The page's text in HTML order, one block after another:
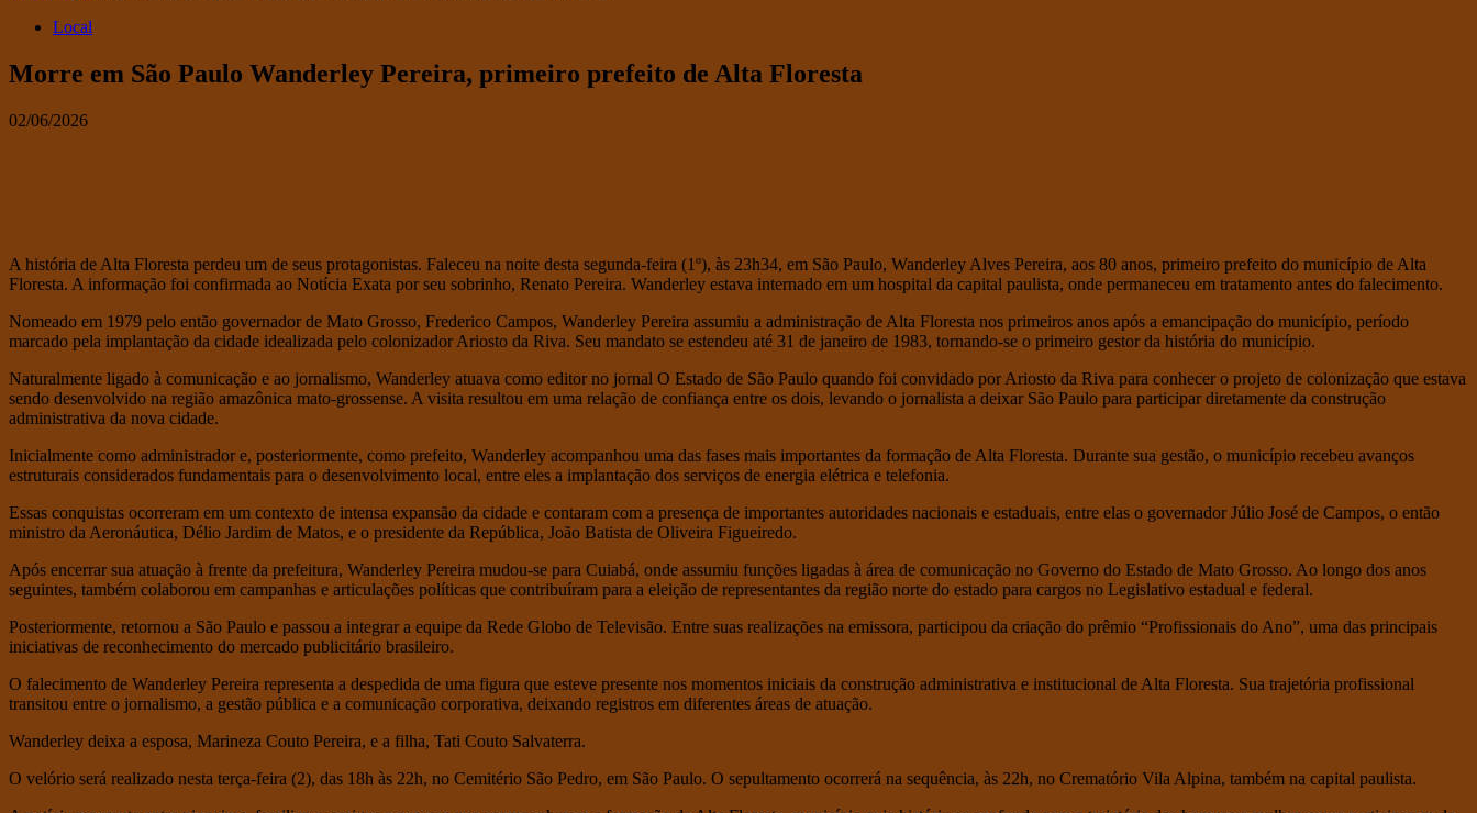
Local
Morre em São Paulo Wanderley Pereira, primeiro prefeito de Alta Floresta
02/06/2026
A história de Alta Floresta perdeu um de seus protagonistas. Faleceu na noite desta segunda-feira (1º), às 23h34, em São Paulo, Wanderley Alves Pereira, aos 80 anos, primeiro prefeito do município de Alta
Floresta. A informação foi confirmada ao Notícia Exata por seu sobrinho, Renato Pereira. Wanderley estava internado em um hospital da capital paulista, onde permaneceu em tratamento antes do falecimento.
Nomeado em 1979 pelo então governador de Mato Grosso, Frederico Campos, Wanderley Pereira assumiu a administração de Alta Floresta nos primeiros anos após a emancipação do município, período
marcado pela implantação da cidade idealizada pelo colonizador Ariosto da Riva. Seu mandato se estendeu até 31 de janeiro de 1983, tornando-se o primeiro gestor da história do município.
Naturalmente ligado à comunicação e ao jornalismo, Wanderley atuava como editor no jornal O Estado de São Paulo quando foi convidado por Ariosto da Riva para conhecer o projeto de colonização que estava
sendo desenvolvido na região amazônica mato-grossense. A visita resultou em uma relação de confiança entre os dois, levando o jornalista a deixar São Paulo para participar diretamente da construção
administrativa da nova cidade.
Inicialmente como administrador e, posteriormente, como prefeito, Wanderley acompanhou uma das fases mais importantes da formação de Alta Floresta. Durante sua gestão, o município recebeu avanços
estruturais considerados fundamentais para o desenvolvimento local, entre eles a implantação dos serviços de energia elétrica e telefonia.
Essas conquistas ocorreram em um contexto de intensa expansão da cidade e contaram com a presença de importantes autoridades nacionais e estaduais, entre elas o governador Júlio José de Campos, o então
ministro da Aeronáutica, Délio Jardim de Matos, e o presidente da República, João Batista de Oliveira Figueiredo.
Após encerrar sua atuação à frente da prefeitura, Wanderley Pereira mudou-se para Cuiabá, onde assumiu funções ligadas à área de comunicação no Governo do Estado de Mato Grosso. Ao longo dos anos
seguintes, também colaborou em campanhas e articulações políticas que contribuíram para a eleição de representantes da região norte do estado para cargos no Legislativo estadual e federal.
Posteriormente, retornou a São Paulo e passou a integrar a equipe da Rede Globo de Televisão. Entre suas realizações na emissora, participou da criação do prêmio “Profissionais do Ano”, uma das principais
iniciativas de reconhecimento do mercado publicitário brasileiro.
O falecimento de Wanderley Pereira representa a despedida de uma figura que esteve presente nos momentos iniciais da construção administrativa e institucional de Alta Floresta. Sua trajetória profissional
transitou entre o jornalismo, a gestão pública e a comunicação corporativa, deixando registros em diferentes áreas de atuação.
Wanderley deixa a esposa, Marineza Couto Pereira, e a filha, Tati Couto Salvaterra.
O velório será realizado nesta terça-feira (2), das 18h às 22h, no Cemitério São Pedro, em São Paulo. O sepultamento ocorrerá na sequência, às 22h, no Crematório Vila Alpina, também na capital paulista.